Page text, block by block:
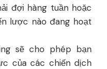
đợi hàng tuần hoặc
lược nào đang hoạt
sẽ cho phép bạn
của các chiến dịch